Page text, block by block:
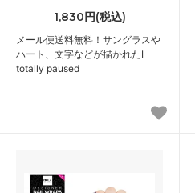
1,830円(税込)
メール便送料無料！サングラスや
ハート、文字などが描かれたI
totally paused